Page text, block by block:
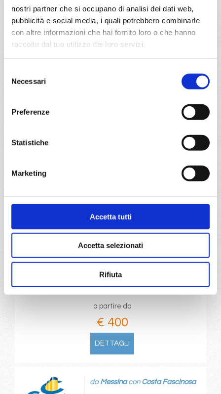
nostri partner che si occupano di analisi dei dati web,
pubblicità e social media, i quali potrebbero combinarle
con altre informazioni che hai fornito loro o che hanno
raccolto dal tuo utilizzo dei loro servizi.
delNecessari
Preferenze
Statistiche
Marketing
Accetta tutti
Accetta selezionati
Rifiuta
Mediterraneo8 giorni
Civitavecchia, Salerno, Messina, La Seyne, Savona, La
8 giorni
Civitavecchia, Salerno
a partire da
€ 400
DETTAGLI
da Messinacon Costa Fascinosa